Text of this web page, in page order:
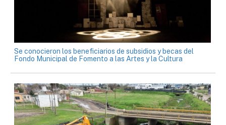
Se conocieron los beneficiarios de subsidios y becas del
Fondo Municipal de Fomento a las Artes y la Cultura